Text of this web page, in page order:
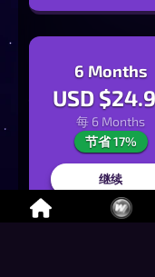
6 Months
USD $
每 6 Months
节省 17%
继续